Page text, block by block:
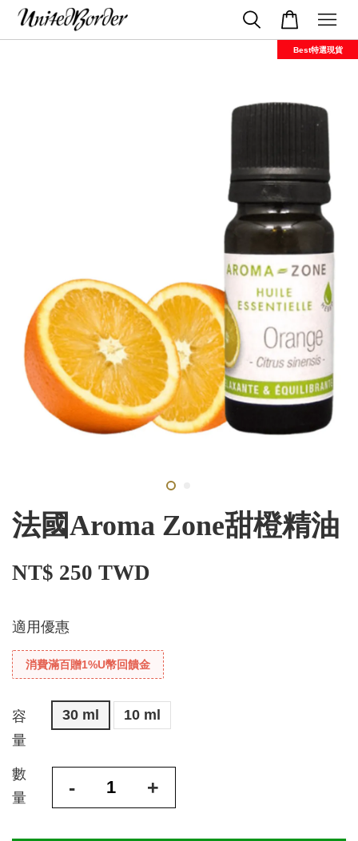
Best特選現貨
法國Aroma Zone甜橙精油
NT$ 250 TWD
適用優惠
消費滿百贈1%U幣回饋金
容
量
30 ml 10 ml
數
量
- +